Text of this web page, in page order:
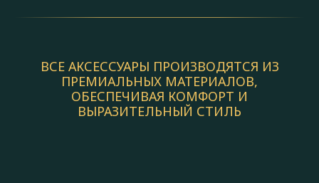
ВСЕ АКСЕССУАРЫ ПРОИЗВОДЯТСЯ ИЗ
ПРЕМИАЛЬНЫХ МАТЕРИАЛОВ,
ОБЕСПЕЧИВАЯ КОМФОРТ И
ВЫРАЗИТЕЛЬНЫЙ СТИЛЬ